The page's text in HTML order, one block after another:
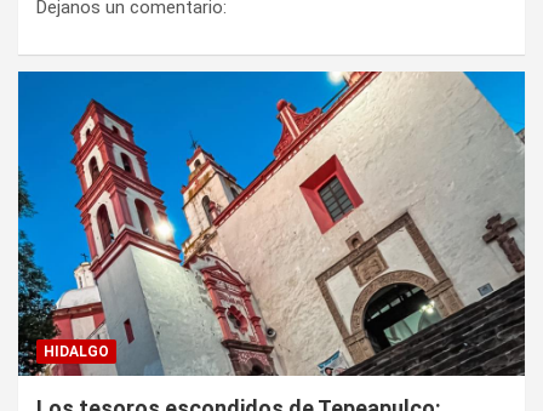
Dejanos un comentario:
HIDALGO